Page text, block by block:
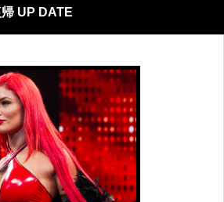
・プロフィッツ対ロバ
UP DATE